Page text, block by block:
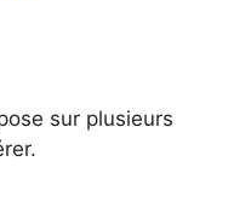
sur plusieurs